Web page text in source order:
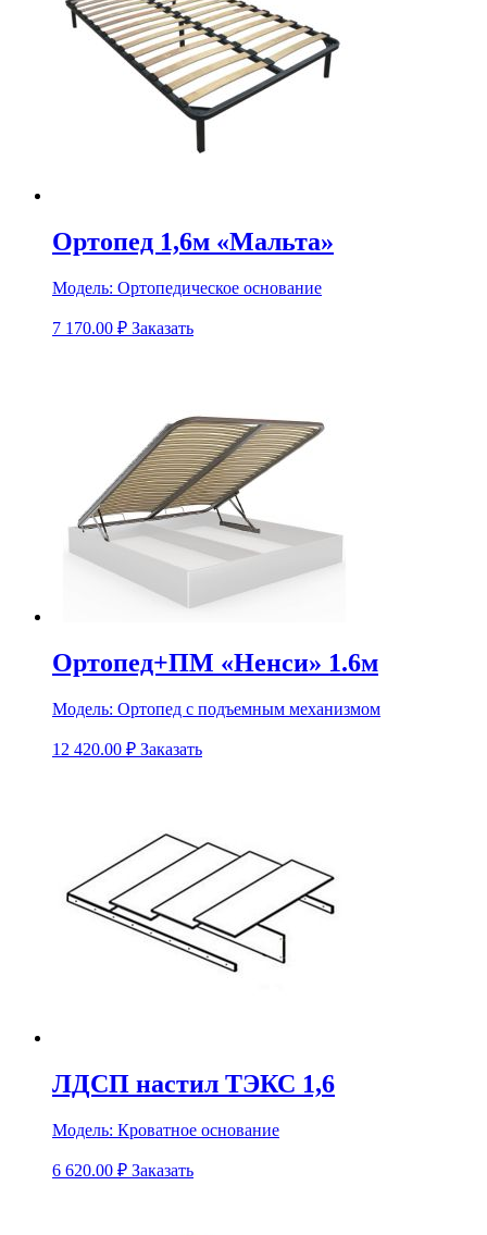
Ортопед 1,6м «Мальта»
Модель: Ортопедическое основание
7 170.00 ₽ Заказать
Ортопед+ПМ «Ненси» 1.6м
Модель: Ортопед с подъемным механизмом
12 420.00 ₽ Заказать
ЛДСП настил ТЭКС 1,6
Модель: Кроватное основание
6 620.00 ₽ Заказать